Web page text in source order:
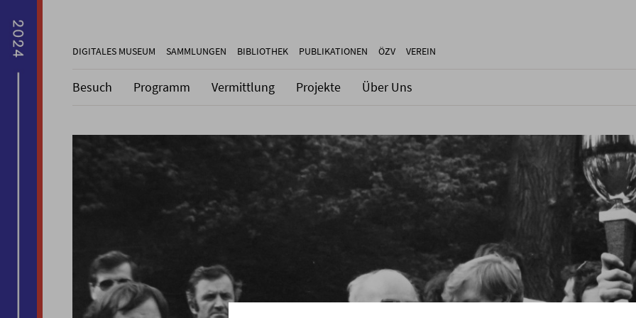
DIGITALES MUSEUM SAMMLUNGEN BIBLIOTHEK PUBLIKATIONEN ÖZV VEREIN
Besuch Programm Vermittlung Projekte Über Uns